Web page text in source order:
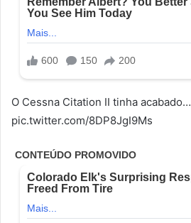
O Cessna Citation II tinha acabado…
pic.twitter.com/8DP8JgI9Ms